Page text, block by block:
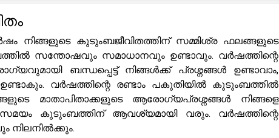
നിങ്ങളുടെ കുടുംബജീവിതത്തിന് സമ്മിശ്ര ഫലങ്ങളുടെ
സന്തോഷവും സമാധാനവും ഉണ്ടാവും. വർഷത്തിന്റെ
ബന്ധപ്പെട്ട് നിങ്ങൾക്ക് പ്രശ്നങ്ങൾ ഉണ്ടാവാം,
വർഷത്തിന്റെ രണ്ടാം പകുതിയിൽ കുടുംബത്തിൽ
മാതാപിതാക്കളുടെ ആരോഗ്യപ്രശ്നങ്ങൾ നിങ്ങളെ
കുടുംബത്തിന് ആവശ്യമായി വരും. വർഷത്തിന്റെ